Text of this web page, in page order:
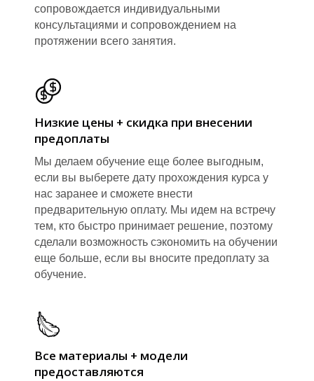
сопровождается индивидуальными
консультациями и сопровождением на
протяжении всего занятия.
Низкие цены + скидка при внесении
предоплаты
Мы делаем обучение еще более выгодным,
если вы выберете дату прохождения курса у
нас заранее и сможете внести
предварительную оплату. Мы идем на встречу
тем, кто быстро принимает решение, поэтому
сделали возможность сэкономить на обучении
еще больше, если вы вносите предоплату за
обучение.
Все материалы + модели
предоставляются